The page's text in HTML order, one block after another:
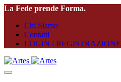
La Fede prende Forma.
Chi Siamo
Contatti
LOGIN / REGISTRAZIONE